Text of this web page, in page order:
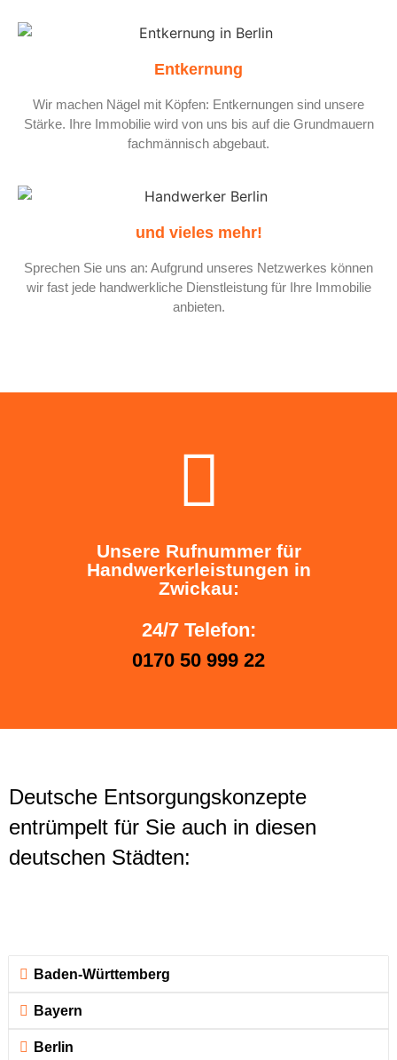
Entkernung
Wir machen Nägel mit Köpfen: Entkernungen sind unsere
Stärke. Ihre Immobilie wird von uns bis auf die Grundmauern
fachmännisch abgebaut.
und vieles mehr!
Sprechen Sie uns an: Aufgrund unseres Netzwerkes können
wir fast jede handwerkliche Dienstleistung für Ihre Immobilie
anbieten.
Unsere Rufnummer für
Handwerkerleistungen in
Zwickau:
24/7 Telefon:
0170 50 999 22
Deutsche Entsorgungskonzepte
entrümpelt für Sie auch in diesen
deutschen Städten:
Baden-Württemberg
Bayern
Berlin